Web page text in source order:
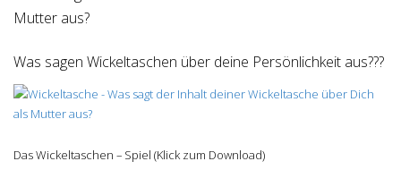
Was sagen Wickeltaschen über deine Persönlichkeit aus???
Das Wickeltaschen – Spiel (Klick zum Download)